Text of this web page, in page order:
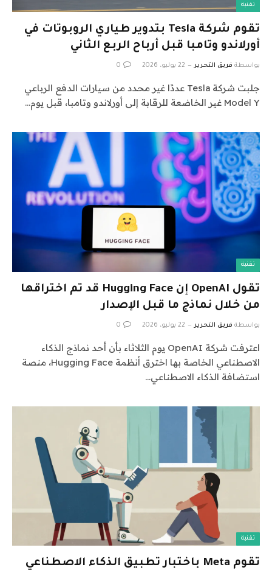
تقنية
تقوم شركة Tesla بتدوير طياري الروبوتات في
أورلاندو وتامبا قبل أرباح الربع الثاني
بواسطة فريق التحرير 22 يوليو، 2026 0
جلبت شركة Tesla عددًا غير محدد من سيارات الدفع الرباعي
Model Y غير الخاضعة للرقابة إلى أورلاندو وتامبا، قبل يوم…
تقنية
تقول OpenAI إن Hugging Face قد تم اختراقها
من خلال نماذج ما قبل الإصدار
بواسطة فريق التحرير 22 يوليو، 2026 0
اعترفت شركة OpenAI يوم الثلاثاء بأن أحد نماذج الذكاء
الاصطناعي الخاصة بها اخترق أنظمة Hugging Face، منصة
استضافة الذكاء الاصطناعي…
تقنية
تقوم Meta باختبار تطبيق الذكاء الاصطناعي